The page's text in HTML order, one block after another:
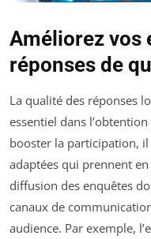
Améliorez vos
réponses de
La qualité des réponses
essentiel dans
booster la participation, il
adaptées qui prennent
diffusion des enquêtes
canaux de
audience. Par exemple,